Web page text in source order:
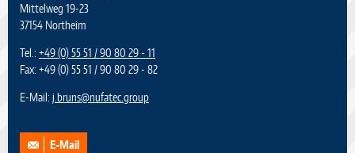
Mittelweg 19-23
37154 Northeim
Tel.: +49 (0) 55 51 / 90 80 29 - 11
Fax: +49 (0) 55 51 / 90 80 29 - 82
E-Mail: j.bruns@nufatec.group
E-Mail